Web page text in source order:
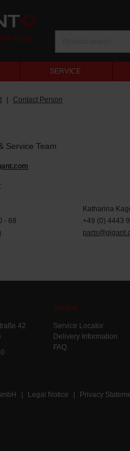
SERVICE
Contact Person
Service Team
Katharina
- 68
+49 (0) 4443
42
Service
Service Locator
Delivery Information
FAQ
| Legal Notice | Privacy